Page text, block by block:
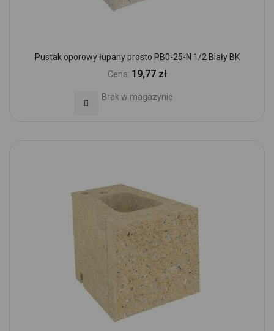
Pustak oporowy łupany prosto PB0-25-N 1/2 Biały BK
Cena: 19,77 zł
Brak w magazynie
Dodaj do Ulubionych